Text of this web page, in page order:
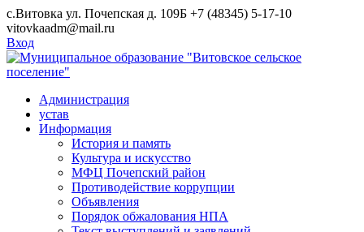
Skip
to
content
с.Витовка ул. Почепская д. 109Б +7 (48345) 5-17-10
vitovkaadm@mail.ru
Вход
Администрация
устав
Информация
История и память
Культура и искусство
МФЦ Почепский район
Противодействие коррупции
Объявления
Порядок обжалования НПА